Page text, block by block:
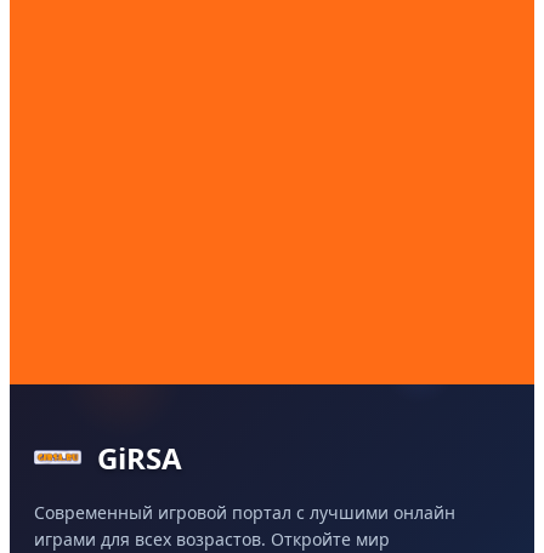
GiRSA
Современный игровой портал с лучшими онлайн
играми для всех возрастов. Откройте мир